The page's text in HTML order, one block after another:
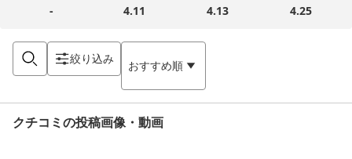
- 4.11 4.13 4.25
絞り込み おすすめ順
クチコミの投稿画像・動画